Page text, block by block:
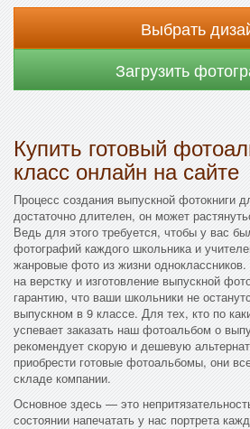
Выбрать
Загрузить
Купить готовый
класс онлайн на сайте
Процесс создания выпускной фотокниги
достаточно длителен, он может
Ведь для этого требуется, чтобы у вас
фотографий каждого школьника и
жанровые фото из жизни
на верстку и изготовление выпускной
гарантию, что ваши школьники не
выпускном в 9 классе. Для тех, кто по
успевает заказать наш фотоальбом о
рекомендует скорую и дешевую
приобрести готовые фотоальбомы, они
складе компании.
Основное здесь — это
состоянии напечатать у нас портрета